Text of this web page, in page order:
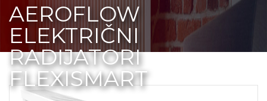
AEROFLOW
ELEKTRIČNI
RADIJATORI
FLEXISMART